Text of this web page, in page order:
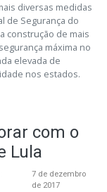
diversas medidas
de Segurança do
construção de mais
máxima no
elevada de
nos estados.
com o
Lula
7 de dezembro
de 2017